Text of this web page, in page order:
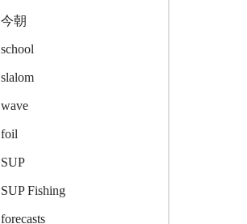
今朝
school
slalom
wave
foil
SUP
SUP Fishing
forecasts